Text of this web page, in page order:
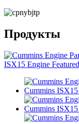
Продукты